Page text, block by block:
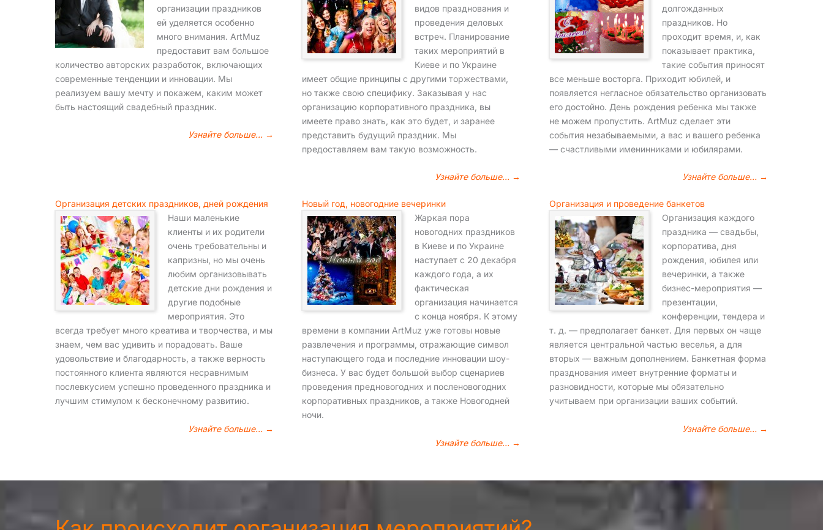
организации праздников
ей уделяется особенно
много внимания. ArtMuz
предоставит вам большое
количество авторских разработок, включающих
современные тенденции и инновации. Мы
реализуем вашу мечту и покажем, каким может
быть настоящий свадебный праздник.
Узнайте больше… →
видов празднования и
проведения деловых
встреч. Планирование
таких мероприятий в
Киеве и по Украине
имеет общие принципы с другими торжествами,
но также свою специфику. Заказывая у нас
организацию корпоративного праздника, вы
имеете право знать, как это будет, и заранее
представить будущий праздник. Мы
предоставляем вам такую возможность.
Узнайте больше… →
долгожданных
праздников. Но
проходит время, и, как
показывает практика,
такие события приносят
все меньше восторга. Приходит юбилей, и
появляется негласное обязательство организовать
его достойно. День рождения ребенка мы также
не можем пропустить. ArtMuz сделает эти
события незабываемыми, а вас и вашего ребенка
— счастливыми именинниками и юбилярами.
Узнайте больше… →
Организация детских праздников, дней рождения
Наши маленькие
клиенты и их родители
очень требовательны и
капризны, но мы очень
любим организовывать
детские дни рождения и
другие подобные
мероприятия. Это
всегда требует много креатива и творчества, и мы
знаем, чем вас удивить и порадовать. Ваше
удовольствие и благодарность, а также верность
постоянного клиента являются несравнимым
послевкусием успешно проведенного праздника и
лучшим стимулом к бесконечному развитию.
Узнайте больше… →
Новый год, новогодние вечеринки
Жаркая пора
новогодних праздников
в Киеве и по Украине
наступает с 20 декабря
каждого года, а их
фактическая
организация начинается
с конца ноября. К этому
времени в компании ArtMuz уже готовы новые
развлечения и программы, отражающие символ
наступающего года и последние инновации шоу-
бизнеса. У вас будет большой выбор сценариев
проведения предновогодних и посленовогодних
корпоративных праздников, а также Новогодней
ночи.
Узнайте больше… →
Организация и проведение банкетов
Организация каждого
праздника — свадьбы,
корпоратива, дня
рождения, юбилея или
вечеринки, а также
бизнес-мероприятия —
презентации,
конференции, тендера и
т. д. — предполагает банкет. Для первых он чаще
является центральной частью веселья, а для
вторых — важным дополнением. Банкетная форма
празднования имеет внутренние форматы и
разновидности, которые мы обязательно
учитываем при организации ваших событий.
Узнайте больше… →